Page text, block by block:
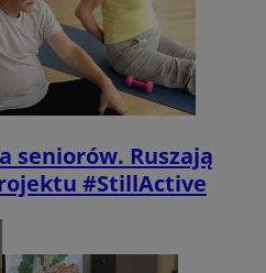
seniorów. Ruszają
#StillActive